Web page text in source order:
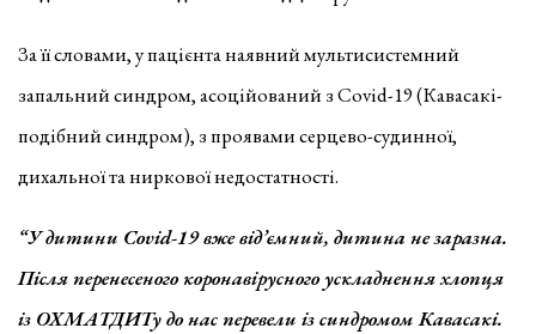
За її словами, у пацієнта наявний мультисистемний
запальний синдром, асоційований з Covid-19 (Кавасакі-
подібний синдром), з проявами серцево-судинної,
дихальної та ниркової недостатності.
“У дитини Covid-19 вже від’ємний, дитина не заразна.
Після перенесеного коронавірусного ускладнення хлопця
із ОХМАТДИТу до нас перевели із синдромом Кавасакі.